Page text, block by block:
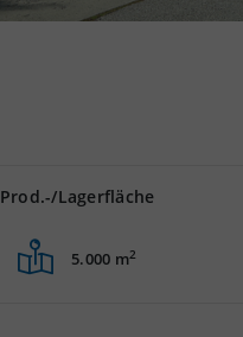
Prod.-/Lagerfläche
5.000 m2